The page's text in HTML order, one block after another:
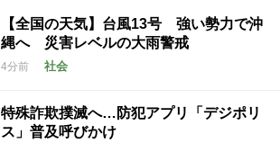
【全国の天気】台風13号 強い勢力で沖
縄へ 災害レベルの大雨警戒
4分前 社会
特殊詐欺撲滅へ…防犯アプリ「デジポリ
ス」普及呼びかけ